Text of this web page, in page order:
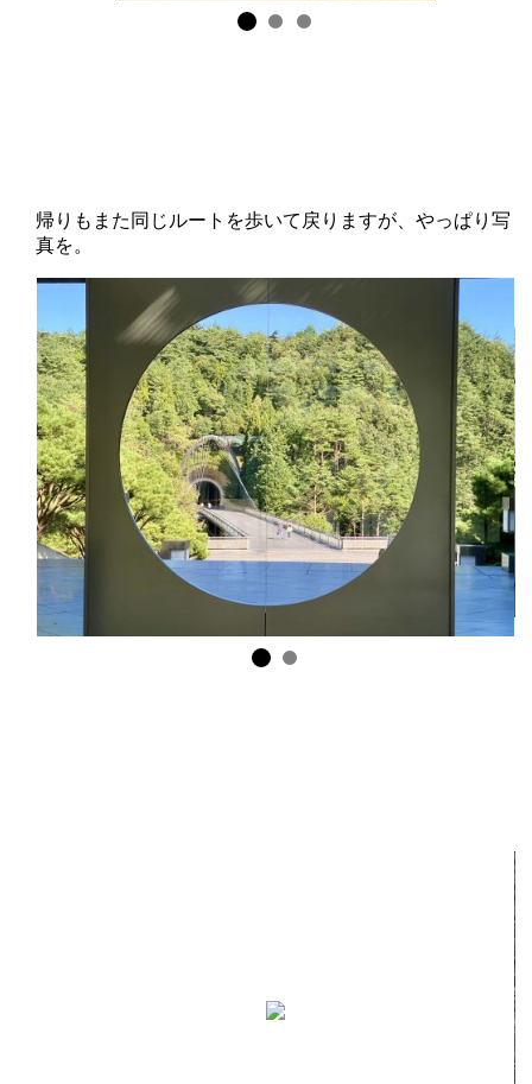
帰りもまた同じルートを歩いて戻りますが、やっぱり写
真を。